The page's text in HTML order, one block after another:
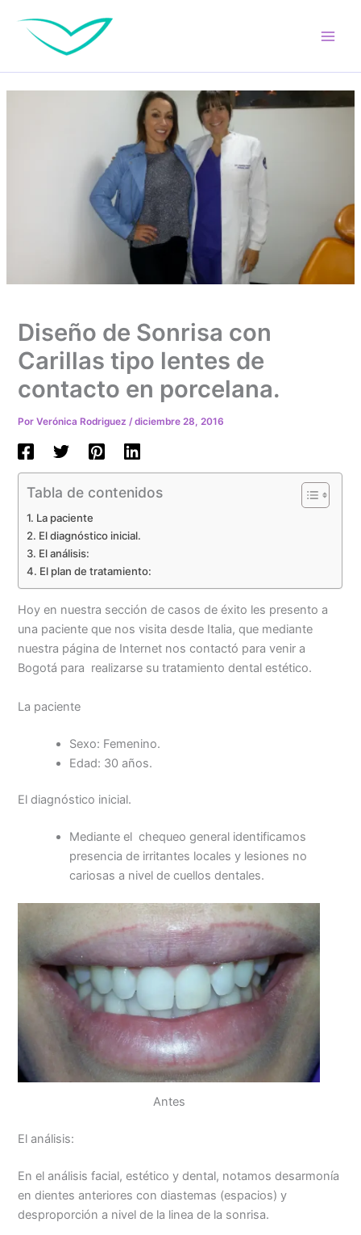
contenido
Diseño de Sonrisa con
Carillas tipo lentes de
contacto en porcelana.
PorVerónica Rodriguez/diciembre 28, 2016
Tabla de contenidos
La paciente
El diagnóstico inicial.
El análisis:
El plan de tratamiento:
Hoy en nuestra sección de casos de éxito les presento a
una paciente que nos visita desde Italia, que mediante
nuestra página de Internet nos contactó para venir a
Bogotá para realizarse su tratamiento dental estético.
La paciente
Sexo: Femenino.
Edad: 30 años.
El diagnóstico inicial.
Mediante el chequeo general identificamos
presencia de irritantes locales y lesiones no
cariosas a nivel de cuellos dentales.
Antes
El análisis:
En el análisis facial, estético y dental, notamos desarmonía
en dientes anteriores con diastemas (espacios) y
desproporción a nivel de la linea de la sonrisa.